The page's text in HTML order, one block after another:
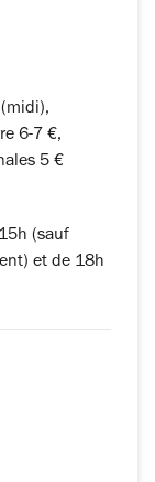
6-7 €,
5 €
(sauf
et de 18h